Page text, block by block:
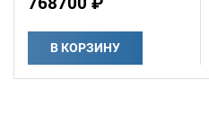
В КОРЗИНУ